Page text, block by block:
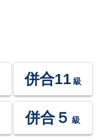
併合11 級
併合５ 級